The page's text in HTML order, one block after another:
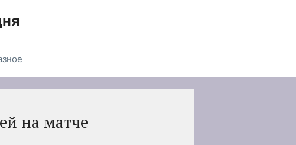
на матче